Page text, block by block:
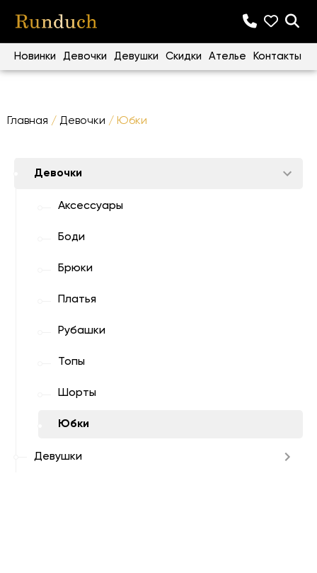
Новинки Девочки Девушки Скидки Ателье Контакты
Главная / Девочки / Юбки
Девочки
Аксессуары
Боди
Брюки
Платья
Рубашки
Топы
Шорты
Юбки
Девушки